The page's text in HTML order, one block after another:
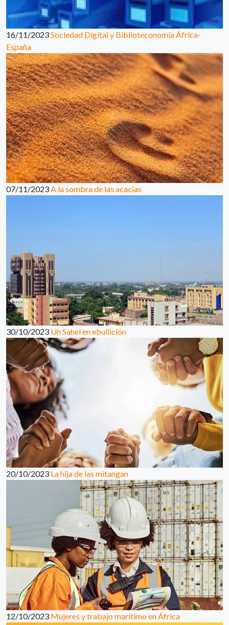
16/11/2023Sociedad Digital y Biblioteconomía África-
España
07/11/2023A la sombra de las acacias
30/10/2023 Un Sahel en ebullición
20/10/2023 La hija de las mitangan
12/10/2023 Mujeres y trabajo marítimo en África